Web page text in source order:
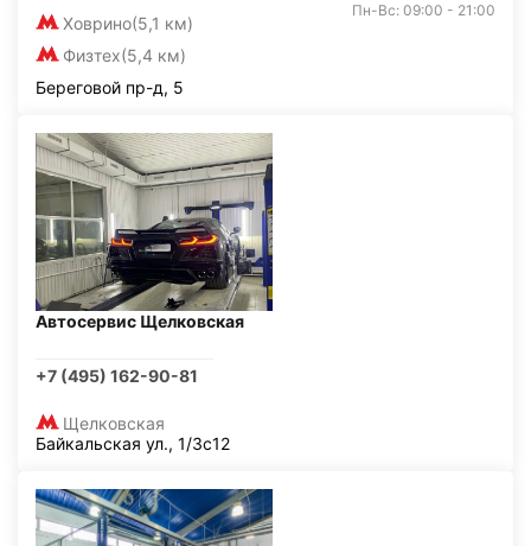
Ховрино(5,1 км)
Физтех(5,4 км)
Пн-Вс: 09:00 - 21:00
Береговой пр-д, 5
Автосервис Щелковская
+7 (495) 162-90-81
Щелковская
Байкальская ул., 1/3с12